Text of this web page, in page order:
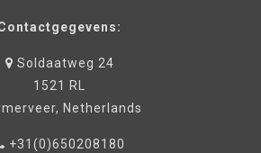
Soldaatweg 24
1521 RL
Netherlands
+31(0)650208180